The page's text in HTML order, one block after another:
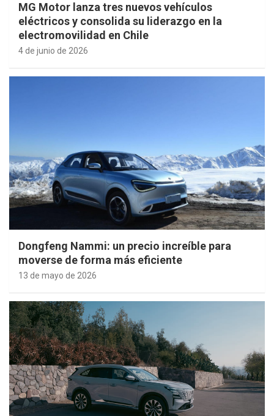
MG Motor lanza tres nuevos vehículos
eléctricos y consolida su liderazgo en la
electromovilidad en Chile
4 de junio de 2026
Dongfeng Nammi: un precio increíble para
moverse de forma más eficiente
13 de mayo de 2026